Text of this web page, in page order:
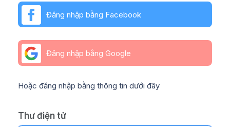
Đăng nhập bằng Facebook
Đăng nhập bằng Google
Hoặc đăng nhập bằng thông tin dưới đây
Thư điện tử